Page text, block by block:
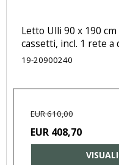
Letto Ulli 90 x 190
cassetti, incl. 1 rete a
19-20900240
EUR 610,00
EUR 408,70